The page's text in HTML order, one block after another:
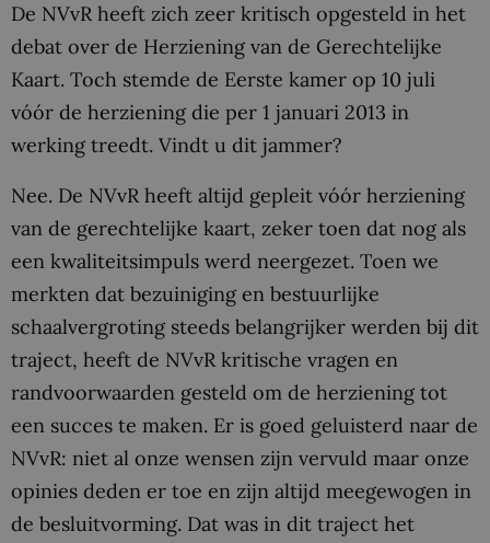
De NVvR heeft zich zeer kritisch opgesteld in het
debat over de Herziening van de Gerechtelijke
Kaart. Toch stemde de Eerste kamer op 10 juli
vóór de herziening die per 1 januari 2013 in
werking treedt. Vindt u dit jammer?
Nee. De NVvR heeft altijd gepleit vóór herziening
van de gerechtelijke kaart, zeker toen dat nog als
een kwaliteitsimpuls werd neergezet. Toen we
merkten dat bezuiniging en bestuurlijke
schaalvergroting steeds belangrijker werden bij dit
traject, heeft de NVvR kritische vragen en
randvoorwaarden gesteld om de herziening tot
een succes te maken. Er is goed geluisterd naar de
NVvR: niet al onze wensen zijn vervuld maar onze
opinies deden er toe en zijn altijd meegewogen in
de besluitvorming. Dat was in dit traject het